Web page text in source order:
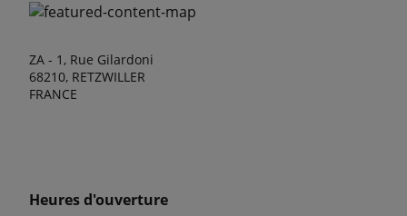
ZA - 1, Rue Gilardoni
68210, RETZWILLER
FRANCE
Heures d'ouverture